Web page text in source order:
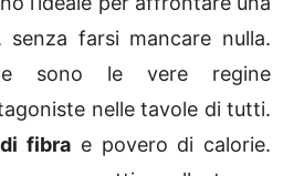
, senza farsi mancare nulla.
sono le vere regine
nelle tavole di tutti.
fibra e povero di calorie.